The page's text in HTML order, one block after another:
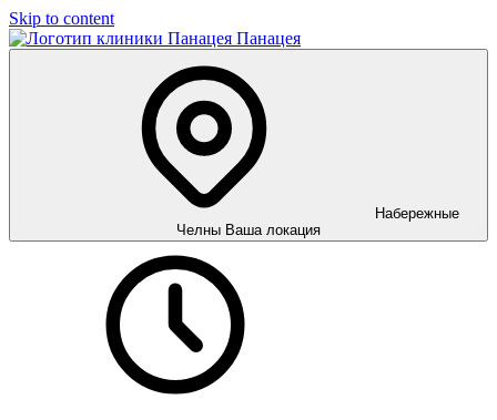
Skip to content
Панацея
Набережные
Челны Ваша локация